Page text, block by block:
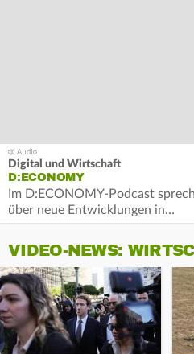
Digital und Wirtschaft
D:ECONOMY
Im D:ECONOMY-Podcast
über neue Entwicklungen in…
VIDEO-NEWS: